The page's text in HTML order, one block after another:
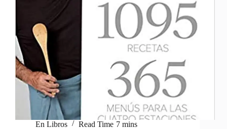
En Libros Read Time 7 mins